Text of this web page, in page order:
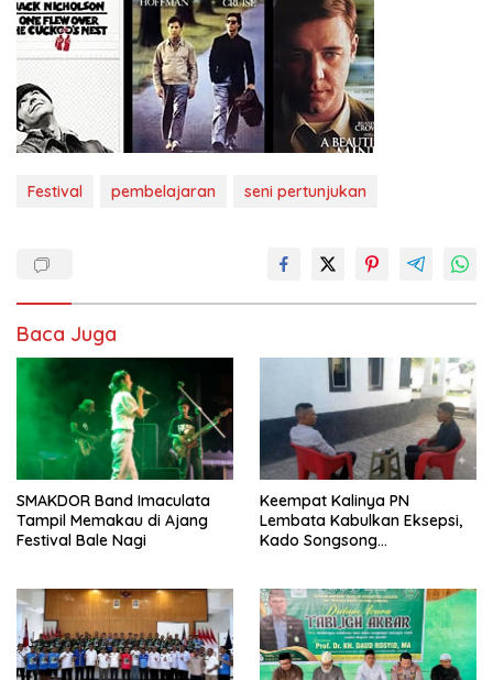
Festival pembelajaran seni pertunjukan
Baca Juga
SMAKDOR Band Imaculata
Tampil Memakau di Ajang
Festival Bale Nagi
Keempat Kalinya PN
Lembata Kabulkan Eksepsi,
Kado Songsong